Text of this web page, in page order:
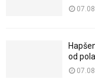
od